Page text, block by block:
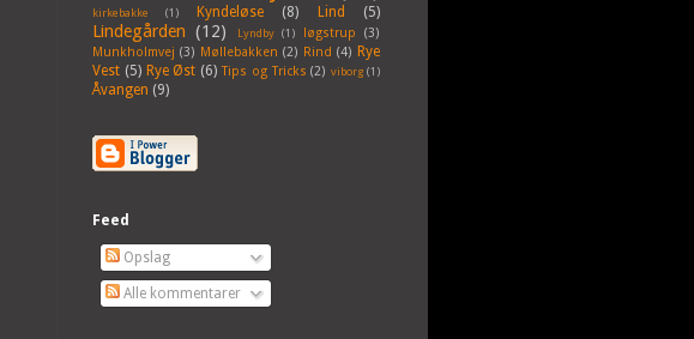
kirkebakke (1) Kyndeløse (8) Lind (5)
Lindegården (12) Lyndby (1) løgstrup
(3)
Munkholmvej (3) Møllebakken (2) Rind (4) Rye
Vest (5) Rye Øst (6) Tips og Tricks (2) viborg (1)
Åvangen (9)
Feed
Opslag
Alle kommentarer